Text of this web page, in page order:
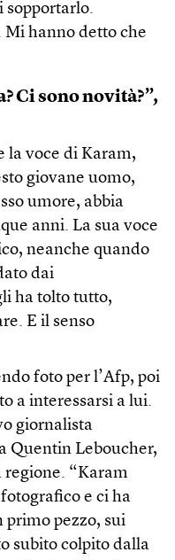
sopportarlo.
hanno detto che
Ci sono novità?”,
la voce di Karam,
giovane uomo,
umore, abbia
anni. La sua voce
neanche quando
dai
ha tolto tutto,
E il senso
foto per l’Afp, poi
a interessarsi a lui.
giornalista
Quentin Leboucher,
“Karam
e ci ha
primo pezzo, sui
subito colpito dalla